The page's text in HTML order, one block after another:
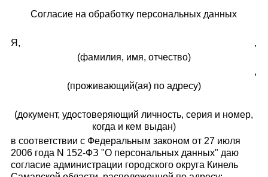
Согласие на обработку персональных данных
Я,
,
(фамилия, имя, отчество)
,
(проживающий(ая) по адресу)
(документ, удостоверяющий личность, серия и номер,
когда и кем выдан)
в соответствии с Федеральным законом от 27 июля
2006 года N 152-ФЗ "О персональных данных" даю
согласие администрации городского округа Кинель